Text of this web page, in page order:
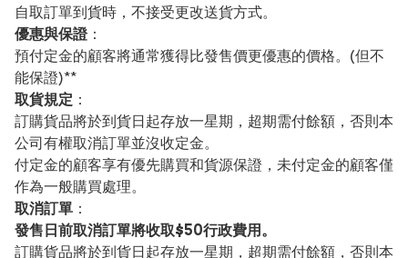
自取訂單到貨時，不接受更改送貨方式。
優惠與保證：
預付定金的顧客將通常獲得比發售價更優惠的價格。(但不
能保證)**
取貨規定 ：
訂購貨品將於到貨日起存放一星期，超期需付餘額，否則本
公司有權取消訂單並沒收定金。
付定金的顧客享有優先購買和貨源保證，未付定金的顧客僅
作為一般購買處理。
取消訂單 ：
發售日前取消訂單將收取$50行政費用。
訂購貨品將於到貨日起存放一星期，超期需付餘額，否則本